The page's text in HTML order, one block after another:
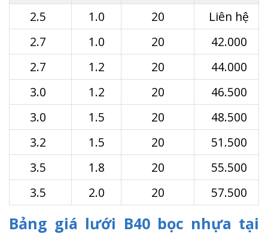
2.5 1.0 20
Liên hệ
2.7
1.0 20
42.000
2.7
1.2 20
44.000
3.0
1.2 20
46.500
3.0
1.5 20
48.500
3.2
1.5 20
51.500
3.5
1.8 20
55.500
3.5
2.0 20 57.500
Bảng giá lưới B40 bọc nhựa tại